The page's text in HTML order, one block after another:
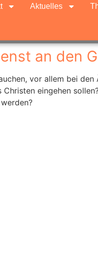
Aktuelles
an den
vor allem bei
eingehen